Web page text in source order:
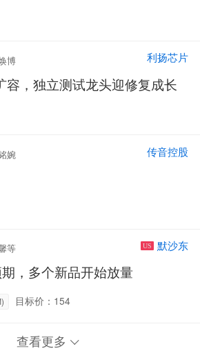
博 利扬芯片
容，独立测试龙头迎修复成长
婉 传音控股
等 US 默沙东
，多个新品开始放量
目标价：154
查看更多